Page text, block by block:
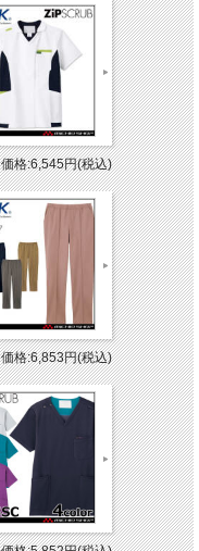
価格:6,545円(税込)
価格:6,853円(税込)